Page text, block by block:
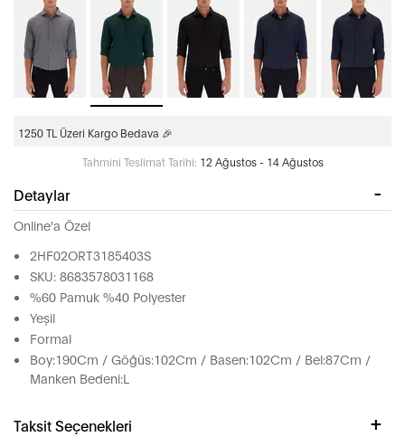
1250 TL Üzeri Kargo Bedava 🎉
Tahmini Teslimat Tarihi: 12 Ağustos - 14 Ağustos
Detaylar
Online'a Özel
2HF02ORT3185403S
SKU: 8683578031168
%60 Pamuk %40 Polyester
Yeşil
Formal
Boy:190Cm / Göğüs:102Cm / Basen:102Cm / Bel:87Cm /
Manken Bedeni:L
Taksit Seçenekleri